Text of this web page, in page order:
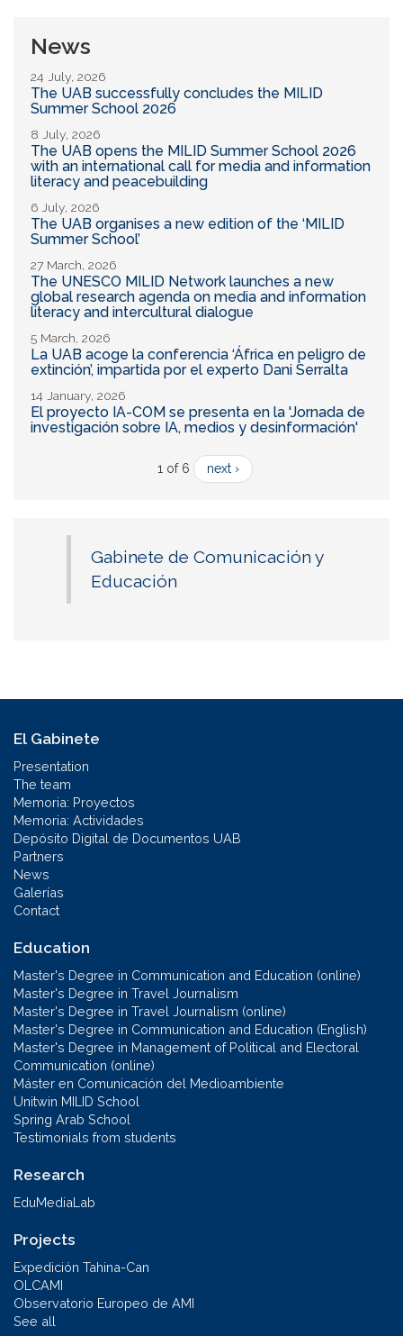
News
24 July, 2026
The UAB successfully concludes the MILID
Summer School 2026
8 July, 2026
The UAB opens the MILID Summer School 2026
with an international call for media and information
literacy and peacebuilding
6 July, 2026
The UAB organises a new edition of the ‘MILID
Summer School’
27 March, 2026
The UNESCO MILID Network launches a new
global research agenda on media and information
literacy and intercultural dialogue
5 March, 2026
La UAB acoge la conferencia ‘África en peligro de
extinción’, impartida por el experto Dani Serralta
14 January, 2026
El proyecto IA-COM se presenta en la 'Jornada de
investigación sobre IA, medios y desinformación'
1 of 6 next ›
Gabinete de Comunicación y
Educación
El Gabinete
Presentation
The team
Memoria: Proyectos
Memoria: Actividades
Depósito Digital de Documentos UAB
Partners
News
Galerías
Contact
Education
Master's Degree in Communication and Education (online)
Master's Degree in Travel Journalism
Master's Degree in Travel Journalism (online)
Master's Degree in Communication and Education (English)
Master's Degree in Management of Political and Electoral
Communication (online)
Máster en Comunicación del Medioambiente
Unitwin MILID School
Spring Arab School
Testimonials from students
Research
EduMediaLab
Projects
Expedición Tahina-Can
OLCAMI
Observatorio Europeo de AMI
See all